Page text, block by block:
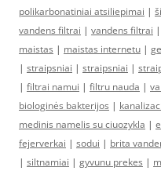
polikarbonatiniai atsiliepimai |
vandens filtrai | vandens filtrai |
maistas | maistas internetu |
| straipsniai | straipsniai |
| filtrai namui | filtru nauda |
biologinės bakterijos |
medinis namelis su ciuozykla |
fejerverkai | sodui | brita
| siltnamiai | gyvunu prekes |